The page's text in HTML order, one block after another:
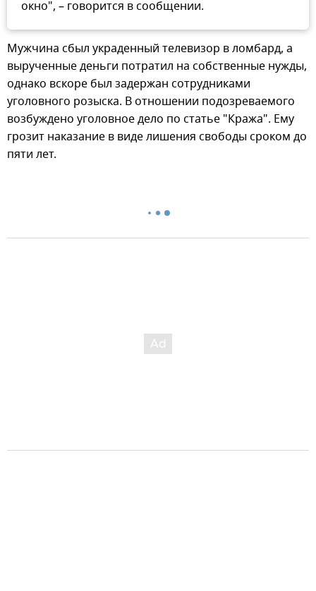
окно", – говорится в сообщении.
Мужчина сбыл украденный телевизор в ломбард, а
вырученные деньги потратил на собственные нужды,
однако вскоре был задержан сотрудниками
уголовного розыска. В отношении подозреваемого
возбуждено уголовное дело по статье "Кража". Ему
грозит наказание в виде лишения свободы сроком до
пяти лет.